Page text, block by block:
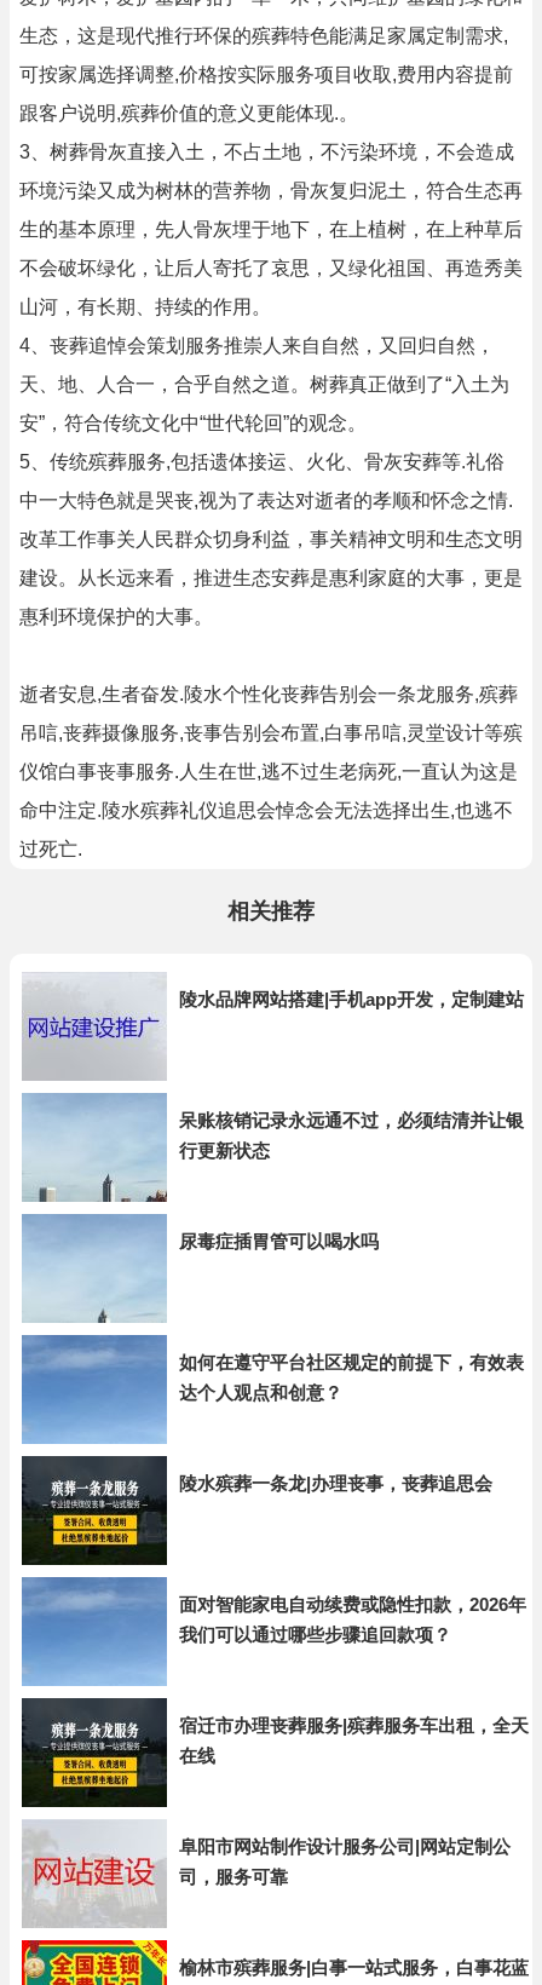
生态，这是现代推行环保的殡葬特色能满足家属定制需求,
可按家属选择调整,价格按实际服务项目收取,费用内容提前
跟客户说明,殡葬价值的意义更能体现.。
3、树葬骨灰直接入土，不占土地，不污染环境，不会造成
环境污染又成为树林的营养物，骨灰复归泥土，符合生态再
生的基本原理，先人骨灰埋于地下，在上植树，在上种草后
不会破坏绿化，让后人寄托了哀思，又绿化祖国、再造秀美
山河，有长期、持续的作用。
4、丧葬追悼会策划服务推崇人来自自然，又回归自然，
天、地、人合一，合乎自然之道。树葬真正做到了“入土为
安”，符合传统文化中“世代轮回”的观念。
5、传统殡葬服务,包括遗体接运、火化、骨灰安葬等.礼俗
中一大特色就是哭丧,视为了表达对逝者的孝顺和怀念之情.
改革工作事关人民群众切身利益，事关精神文明和生态文明
建设。从长远来看，推进生态安葬是惠利家庭的大事，更是
惠利环境保护的大事。
逝者安息,生者奋发.陵水个性化丧葬告别会一条龙服务,殡葬
吊唁,丧葬摄像服务,丧事告别会布置,白事吊唁,灵堂设计等殡
仪馆白事丧事服务.人生在世,逃不过生老病死,一直认为这是
命中注定.陵水殡葬礼仪追思会悼念会无法选择出生,也逃不
过死亡.
相关推荐
陵水品牌网站搭建|手机app开发，定制建站
呆账核销记录永远通不过，必须结清并让银
行更新状态
尿毒症插胃管可以喝水吗
如何在遵守平台社区规定的前提下，有效表
达个人观点和创意？
陵水殡葬一条龙|办理丧事，丧葬追思会
面对智能家电自动续费或隐性扣款，2026年
我们可以通过哪些步骤追回款项？
宿迁市办理丧葬服务|殡葬服务车出租，全天
在线
阜阳市网站制作设计服务公司|网站定制公
司，服务可靠
榆林市殡葬服务|白事一站式服务，白事花蓝